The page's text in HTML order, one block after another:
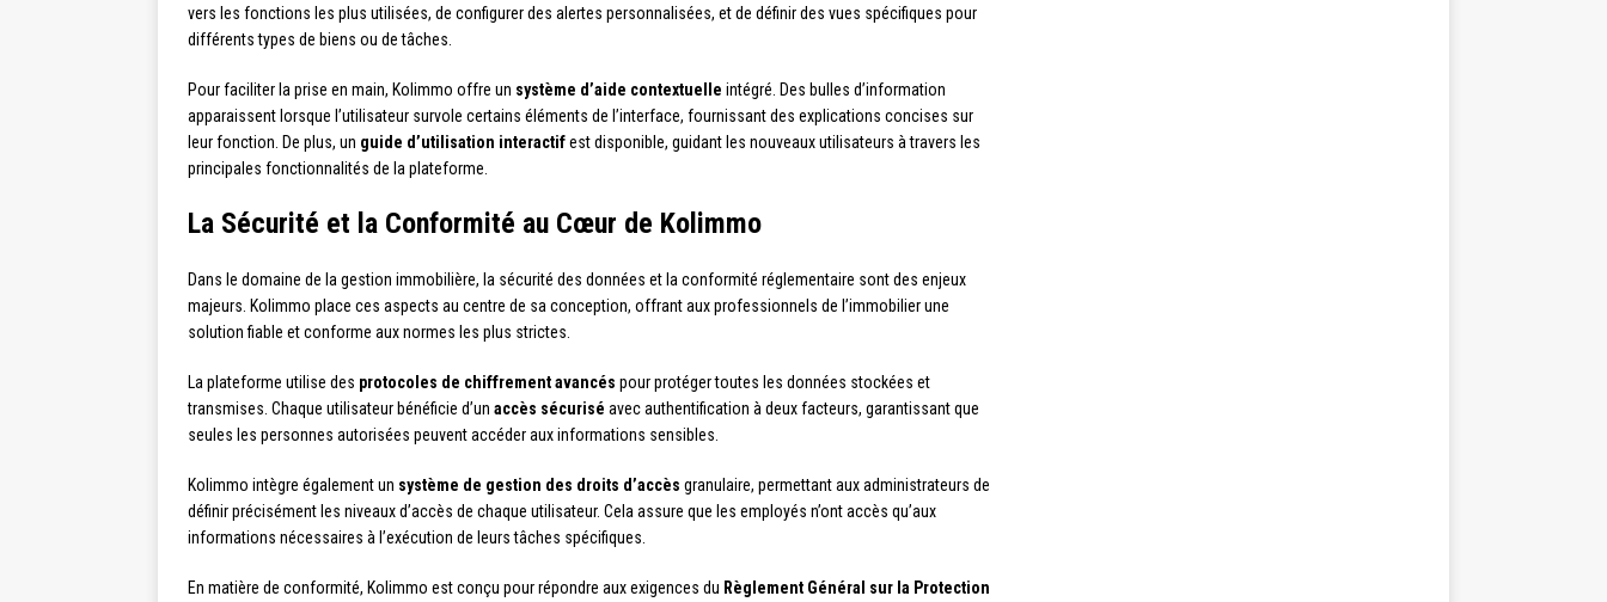
vers les fonctions les plus utilisées, de configurer des alertes personnalisées, et de définir des vues spécifiques pour
différents types de biens ou de tâches.
Pour faciliter la prise en main, Kolimmo offre un système d’aide contextuelle intégré. Des bulles d’information
apparaissent lorsque l’utilisateur survole certains éléments de l’interface, fournissant des explications concises sur
leur fonction. De plus, un guide d’utilisation interactifest disponible, guidant les nouveaux utilisateurs à travers les
principales fonctionnalités de la plateforme.
La Sécurité et la Conformité au Cœur de Kolimmo
Dans le domaine de la gestion immobilière, la sécurité des données et la conformité réglementaire sont des enjeux
majeurs. Kolimmo place ces aspects au centre de sa conception, offrant aux professionnels de l’immobilier une
solution fiable et conforme aux normes les plus strictes.
La plateforme utilise des protocoles de chiffrement avancés pour protéger toutes les données stockées et
transmises. Chaque utilisateur bénéficie d’un accès sécurisé avec authentification à deux facteurs, garantissant que
seules les personnes autorisées peuvent accéder aux informations sensibles.
Kolimmo intègre également un système de gestion des droits d’accès granulaire, permettant aux administrateurs de
définir précisément les niveaux d’accès de chaque utilisateur. Cela assure que les employés n’ont accès qu’aux
informations nécessaires à l’exécution de leurs tâches spécifiques.
En matière de conformité, Kolimmo est conçu pour répondre aux exigences du Règlement Général sur la Protection